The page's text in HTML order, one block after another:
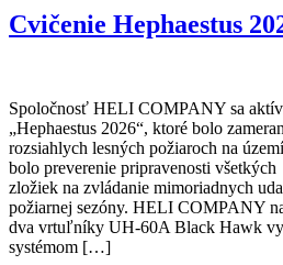
Cvičenie Hephaestus
Spoločnosť HELI COMPANY sa
„Hephaestus 2026“, ktoré bolo
rozsiahlych lesných požiaroch na
bolo preverenie pripravenosti
zložiek na zvládanie mimoriadnych
požiarnej sezóny. HELI COMPANY
dva vrtuľníky UH-60A Black Hawk
systémom […]